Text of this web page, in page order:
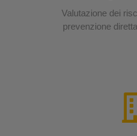
Valutazione dei
prevenzione